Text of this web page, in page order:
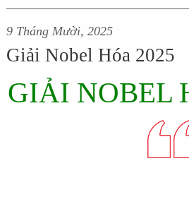
9 Tháng Mười, 2025
Giải Nobel Hóa 2025
GIẢI NOBEL